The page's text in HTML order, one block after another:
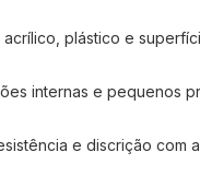
plástico e
internas e pequenos
e discrição com